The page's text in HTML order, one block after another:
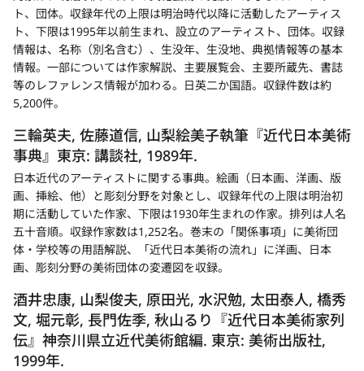
ト、団体。収録年代の上限は明治時代以降に活動したアーティス
ト、下限は1995年以前生まれ、設立のアーティスト、団体。収録
情報は、名称（別名含む）、生没年、生没地、典拠情報等の基本
情報。一部については作家解説、主要展覧会、主要所蔵先、書誌
等のレファレンス情報が加わる。日英二か国語。収録件数は約
5,200件。
三輪英夫, 佐藤道信, 山梨絵美子執筆『近代日本美術
事典』東京: 講談社, 1989年.
日本近代のアーティストに関する事典。絵画（日本画、洋画、版
画、挿絵、他）と彫刻分野を対象とし、収録年代の上限は明治初
期に活動していた作家、下限は1930年生まれの作家。排列は人名
五十音順。収録作家数は1,252名。巻末の「関係事項」に美術団
体・学校等の用語解説、「近代日本美術の流れ」に洋画、日本
画、彫刻分野の美術団体の変遷図を収録。
酒井忠康, 山梨俊夫, 原田光, 水沢勉, 太田泰人, 橋秀
文, 堀元彰, 長門佐季, 秋山るり『近代日本美術家列
伝』神奈川県立近代美術館編. 東京: 美術出版社,
1999年.